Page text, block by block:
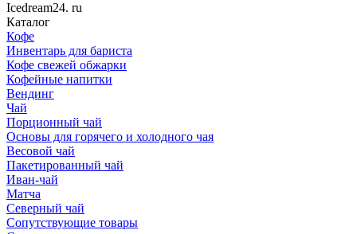
Icedream24. ru
Каталог
Кофе
Инвентарь для бариста
Кофе свежей обжарки
Кофейные напитки
Вендинг
Чай
Порционный чай
Основы для горячего и холодного чая
Весовой чай
Пакетированный чай
Иван-чай
Матча
Северный чай
Сопутствующие товары